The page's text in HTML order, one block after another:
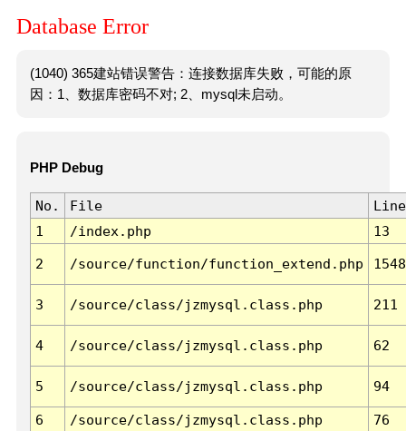
Database Error
(1040) 365建站错误警告：连接数据库失败，可能的原
因：1、数据库密码不对; 2、mysql未启动。
PHP Debug
No. File
Line
1
/index.php 13
2 /source/function/function_extend.php 1548
3 /source/class/jzmysql.class.php 211
4 /source/class/jzmysql.class.php 62
5 /source/class/jzmysql.class.php 94
6 /source/class/jzmysql.class.php 76